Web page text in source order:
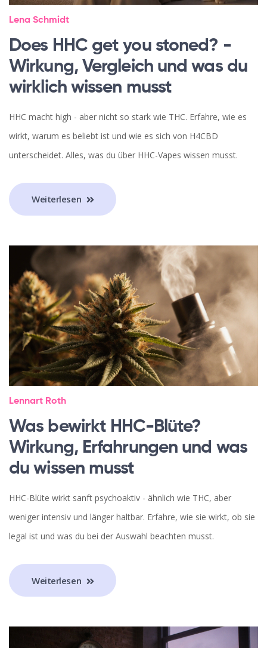
Lena Schmidt
Does HHC get you stoned? -
Wirkung, Vergleich und was du
wirklich wissen musst
HHC macht high - aber nicht so stark wie THC. Erfahre, wie es
wirkt, warum es beliebt ist und wie es sich von H4CBD
unterscheidet. Alles, was du über HHC-Vapes wissen musst.
Weiterlesen
Lennart Roth
Was bewirkt HHC-Blüte?
Wirkung, Erfahrungen und was
du wissen musst
HHC-Blüte wirkt sanft psychoaktiv - ähnlich wie THC, aber
weniger intensiv und länger haltbar. Erfahre, wie sie wirkt, ob sie
legal ist und was du bei der Auswahl beachten musst.
Weiterlesen